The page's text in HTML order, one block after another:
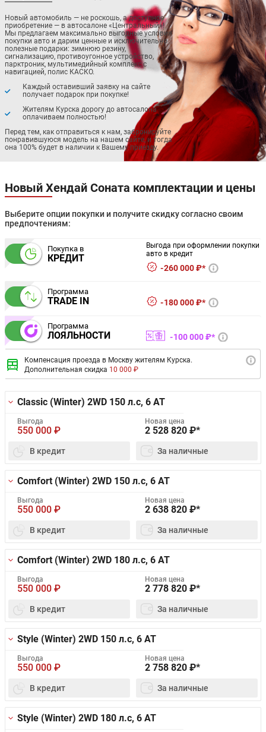
Новый автомобиль — не роскошь, а доступное
приобретение — в автосалоне «Центральный»!
Мы предлагаем максимально выгодные условия
покупки авто и дарим ценные и исключительно
полезные подарки: зимнюю резину,
сигнализацию, противоугонное устройство,
парктроник, мультимедийный комплекс с
навигацией, полис КАСКО.
Каждый оставивший заявку на сайте
получает подарок при покупке!
Жителям Курска дорогу до автосалона
оплачиваем полностью!
Перед тем, как отправиться к нам, забронируйте
понравившуюся модель на нашем сайте, и тогда
она 100% будет в наличии к Вашему приезду.
Новый Хендай Соната комплектации и цены
Выберите опции покупки и получите скидку согласно своим
предпочтениям:
Покупка в
КРЕДИТ
Выгода при оформлении покупки
авто в кредит
260 000 ₽*
Программа
TRADE IN 180 000 ₽*
Программа
ЛОЯЛЬНОСТИ 100 000 ₽*
Компенсация проезда в Москву жителям Курска.
Дополнительная скидка 10 000 ₽
Classic (Winter) 2WD 150 л.с, 6 AT
Выгода
550 000 ₽
Новая цена
2 528 820 ₽*
В кредит За наличные
Comfort (Winter) 2WD 150 л.с, 6 AT
Выгода
550 000 ₽
Новая цена
2 638 820 ₽*
В кредит За наличные
Comfort (Winter) 2WD 180 л.с, 6 AT
Выгода
550 000 ₽
Новая цена
2 778 820 ₽*
В кредит За наличные
Style (Winter) 2WD 150 л.с, 6 AT
Выгода
550 000 ₽
Новая цена
2 758 820 ₽*
В кредит За наличные
Style (Winter) 2WD 180 л.с, 6 AT